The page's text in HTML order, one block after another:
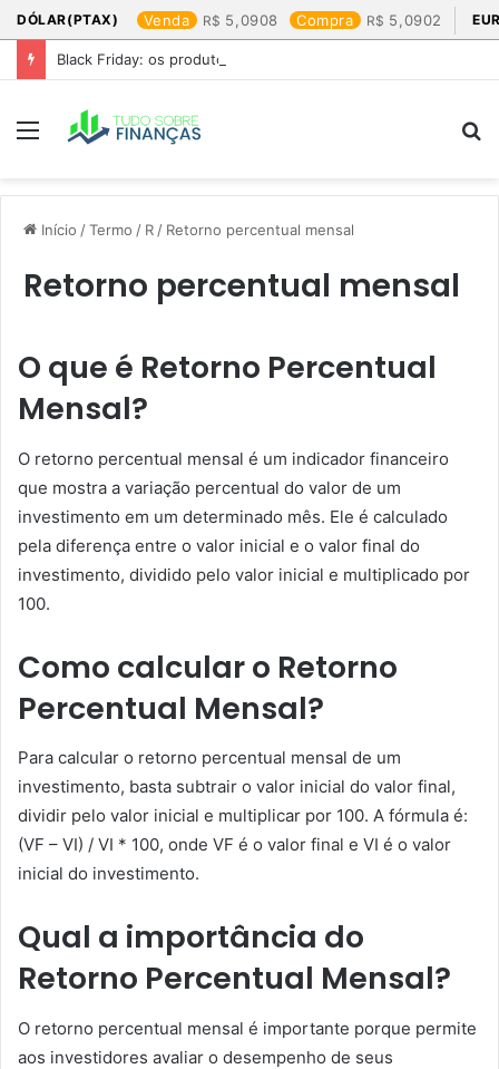
DÓLAR(PTAX) Venda 5,0908 Compra 5,0902
Black Friday: os produtos que mais valem a pena
Menu
Início /Termo / R / Retorno percentual mensal
Retorno percentual mensal
O que é Retorno Percentual
Mensal?
O retorno percentual mensal é um indicador financeiro
que mostra a variação percentual do valor de um
investimento em um determinado mês. Ele é calculado
pela diferença entre o valor inicial e o valor final do
investimento, dividido pelo valor inicial e multiplicado por
100.
Como calcular o Retorno
Percentual Mensal?
Para calcular o retorno percentual mensal de um
investimento, basta subtrair o valor inicial do valor final,
dividir pelo valor inicial e multiplicar por 100. A fórmula é:
(VF – VI) / VI * 100, onde VF é o valor final e VI é o valor
inicial do investimento.
Qual a importância do
Retorno Percentual Mensal?
O retorno percentual mensal é importante porque permite
aos investidores avaliar o desempenho de seus